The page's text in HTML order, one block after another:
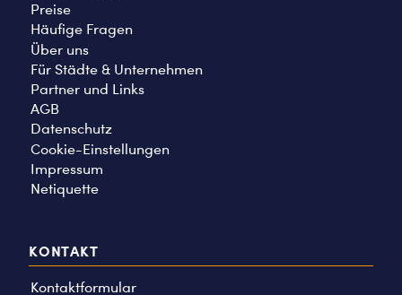
Preise
Häufige Fragen
Über uns
Für Städte & Unternehmen
Partner und Links
AGB
Datenschutz
Cookie-Einstellungen
Impressum
Netiquette
KONTAKT
Kontaktformular